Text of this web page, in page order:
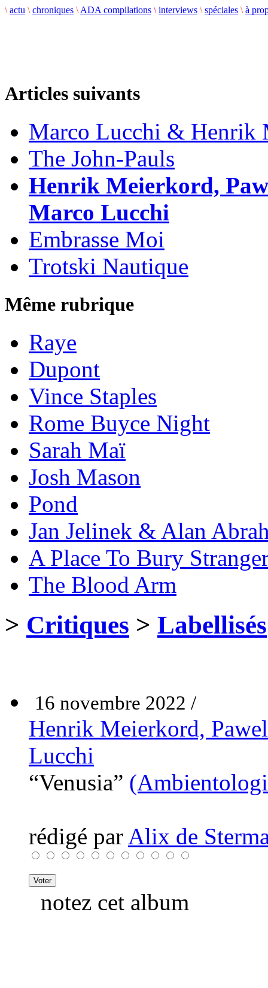
\ actu \ chroniques \ ADA compilations \ interviews \ spéciales \ à
Articles suivants
Marco Lucchi & Henrik
The John-Pauls
Henrik Meierkord,
Marco Lucchi
Embrasse Moi
Trotski Nautique
Même rubrique
Raye
Dupont
Vince Staples
Rome Buyce Night
Sarah Maï
Josh Mason
Pond
Jan Jelinek & Alan
A Place To Bury
The Blood Arm
> Critiques > Labellisés
16 novembre 2022 /
Henrik Meierkord,
Lucchi
“Venusia”
rédigé par Alix de
notez cet album